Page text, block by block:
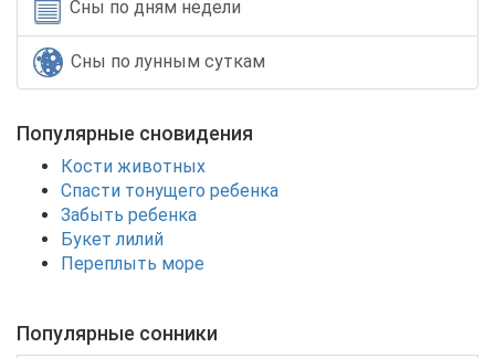
Сны по дням недели
Сны по лунным суткам
Популярные сновидения
Кости животных
Спасти тонущего ребенка
Забыть ребенка
Букет лилий
Переплыть море
Популярные сонники